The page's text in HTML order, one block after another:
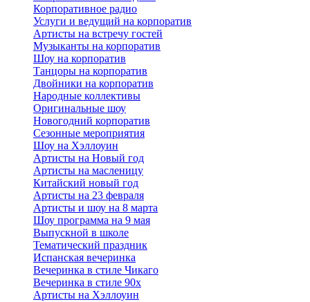
Корпоративное радио
Услуги и ведущий на корпоратив
Артисты на встречу гостей
Музыканты на корпоратив
Шоу на корпоратив
Танцоры на корпоратив
Двойники на корпоратив
Народные коллективы
Оригинальные шоу
Новогодний корпоратив
Сезонные мероприятия
Шоу на Хэллоуин
Артисты на Новый год
Артисты на масленицу
Китайский новый год
Артисты на 23 февраля
Артисты и шоу на 8 марта
Шоу программа на 9 мая
Выпускной в школе
Тематический праздник
Испанская вечеринка
Вечеринка в стиле Чикаго
Вечеринка в стиле 90х
Артисты на Хэллоуин